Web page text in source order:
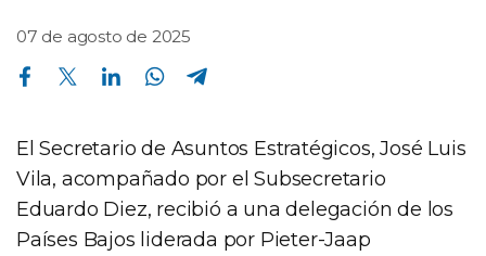
07 de agosto de 2025
Compartir en Facebook Compartir en Twitter Compartir en Linkedin Compartir en Whatsapp
El Secretario de Asuntos Estratégicos, José Luis
Vila, acompañado por el Subsecretario
Eduardo Diez, recibió a una delegación de los
Países Bajos liderada por Pieter-Jaap